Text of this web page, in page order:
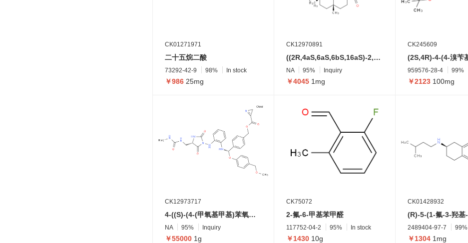
CK01271971
二十五烷二酸
73292-42-9 98% In stock
￥986 25mg
CK12970891
((2R,4aS,6aS,6bS,16aS)-2,4a,6a,6b,9,16a-六甲基-1,2,3,4,4a,5,6,6a,6b,16,16a,16b-十二氢苯并菲并[1,2-g]喹喔啉-2-基)(4-(哌嗪-1-基)哌啶-1-基)甲酮
NA 95% Inquiry
￥4045 1mg
CK245609
959576-28-4 99%
￥2123 100mg
CK12973717
4-((S)-(4-(甲氧基甲基)苯氧基)((2-(((S)-4-((3-甲基脲基)甲基)-2,5-二氧代咪唑烷-1-基)氨基)苯基)氨基)甲基)苄基 2H-吖丙啶-3-羧酸酯
NA 95% Inquiry
￥55000 1g
CK75072
2-氟-6-甲基苯甲醛
117752-04-2 95% In stock
￥1430 10g
CK01428932
2489404-97-7 99%
￥1304 1mg